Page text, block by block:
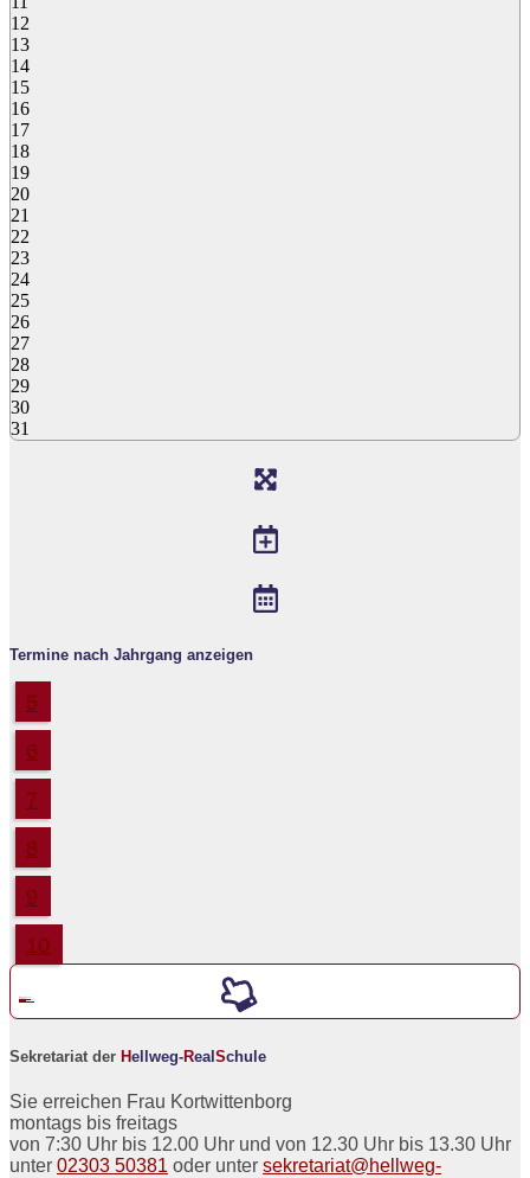
12
13
14
15
16
17
18
19
20
21
22
23
24
25
26
27
28
29
30
31
Termine nach Jahrgang anzeigen
5
6
7
8
9
10
Sekretariat der Hellweg-Real Schule
Sie erreichen Frau Kortwittenborg
montags bis freitags
von 7:30 Uhr bis 12.00 Uhr und von 12.30 Uhr bis 13.30 Uhr
unter 02303 50381 oder unter sekretariat@hellweg-